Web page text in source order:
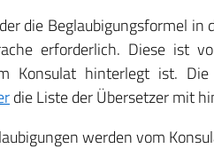
die Beglaubigungsformel
erforderlich. Diese ist
Konsulat hinterlegt ist.
die Liste der Übersetzer mit
werden vom